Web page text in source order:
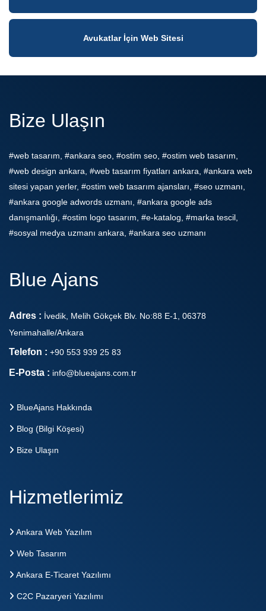
Avukatlar İçin Web Sitesi
Bize Ulaşın
#web tasarım, #ankara seo, #ostim seo, #ostim web tasarım,
#web design ankara, #web tasarım fiyatları ankara, #ankara web
sitesi yapan yerler, #ostim web tasarım ajansları, #seo uzmanı,
#ankara google adwords uzmanı, #ankara google ads
danışmanlığı, #ostim logo tasarım, #e-katalog, #marka tescil,
#sosyal medya uzmanı ankara, #ankara seo uzmanı
Blue Ajans
Adres : İvedik, Melih Gökçek Blv. No:88 E-1, 06378
Yenimahalle/Ankara
Telefon : +90 553 939 25 83
E-Posta : info@blueajans.com.tr
BlueAjans Hakkında
Blog (Bilgi Köşesi)
Bize Ulaşın
Hizmetlerimiz
Ankara Web Yazılım
Web Tasarım
Ankara E-Ticaret Yazılımı
C2C Pazaryeri Yazılımı